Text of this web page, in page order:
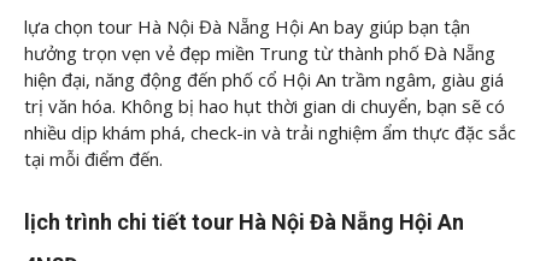
lựa chọn tour Hà Nội Đà Nẵng Hội An bay giúp bạn tận
hưởng trọn vẹn vẻ đẹp miền Trung từ thành phố Đà Nẵng
hiện đại, năng động đến phố cổ Hội An trầm ngâm, giàu giá
trị văn hóa. Không bị hao hụt thời gian di chuyển, bạn sẽ có
nhiều dịp khám phá, check-in và trải nghiệm ẩm thực đặc sắc
tại mỗi điểm đến.
lịch trình chi tiết tour Hà Nội Đà Nẵng Hội An